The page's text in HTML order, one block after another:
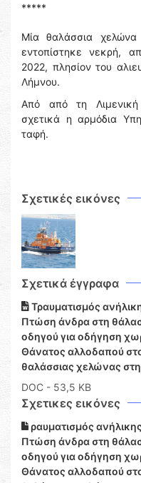
*****
Μία θαλάσσια
εντοπίστηκε νεκρή,
2022, πλησίον του
Λήμνου.
Από από τη
σχετικά η αρμόδια
ταφή.
Σχετικές εικόνες
Σχετικά έγγραφα
Τραυματισμός
Πτώση άνδρα στη
οδηγού για οδήγηση
Θάνατος αλλοδαπού
θαλάσσιας χελώνας
DOC - 53,5 KB
Σχετικες εικόνες
ραυματισμός
Πτώση άνδρα στη
οδηγού για οδήγηση
Θάνατος αλλοδαπού